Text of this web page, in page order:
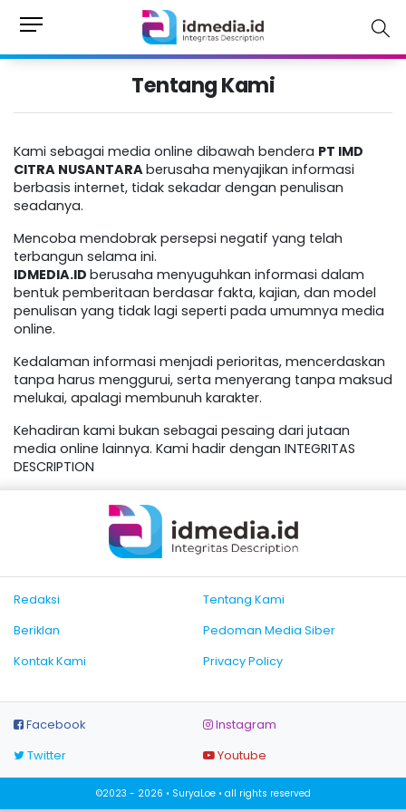
Tentang Kami
Kami sebagai media online dibawah bendera PT IMD
CITRA NUSANTARAberusaha menyajikan informasi
berbasis internet, tidak sekadar dengan penulisan
seadanya.
Mencoba mendobrak persepsi negatif yang telah
terbangun selama ini.
IDMEDIA.ID berusaha menyuguhkan informasi dalam
bentuk pemberitaan berdasar fakta, kajian, dan model
penulisan yang tidak lagi seperti pada umumnya media
online.
Kedalaman informasi menjadi perioritas, mencerdaskan
tanpa harus menggurui, serta menyerang tanpa maksud
melukai, apalagi membunuh karakter.
Kehadiran kami bukan sebagai pesaing dari jutaan
media online lainnya. Kami hadir dengan INTEGRITAS
DESCRIPTION
Redaksi
Tentang Kami
Beriklan
Pedoman Media Siber
Kontak Kami
Privacy Policy
Facebook
Instagram
Twitter
Youtube
©2023 - 2026 • SuryaLoe • all rights reserved